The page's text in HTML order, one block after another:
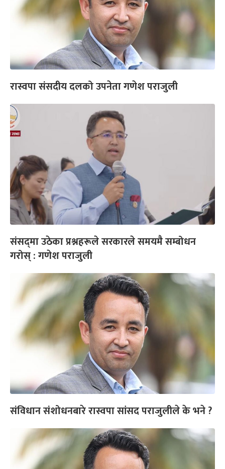
रास्वपा संसदीय दलको उपनेता गणेश पराजुली
संसद्‌मा उठेका प्रश्नहरूले सरकारले समयमै सम्बोधन
गरोस् : गणेश पराजुली
संविधान संशोधनबारे रास्वपा सांसद पराजुलीले के भने ?